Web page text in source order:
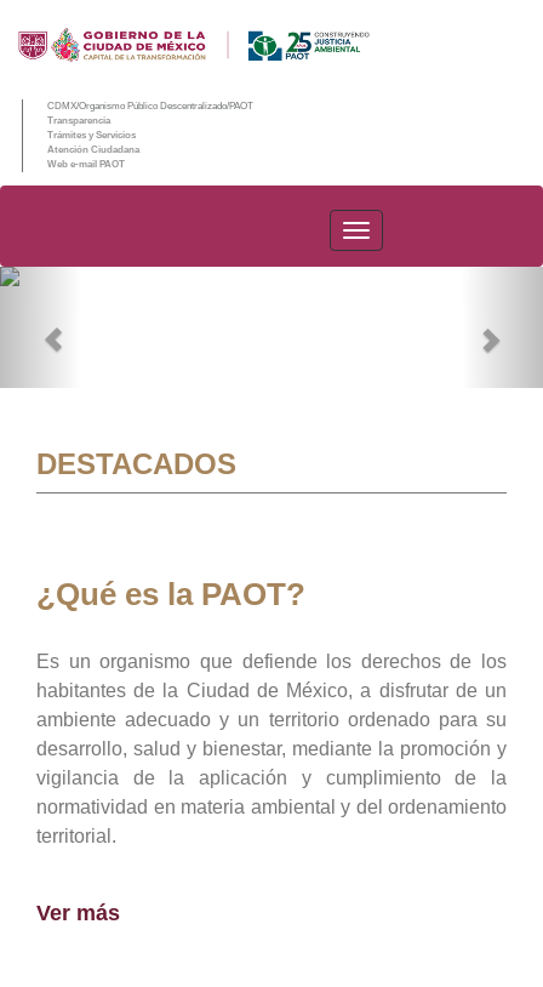
CDMX/Organismo Público Descentralizado/PAOT
Transparencia
Trámites y Servicios
Atención Ciudadana
Web e-mail PAOT
PAOT
DESTACADOS
¿Qué es la PAOT?
Es un organismo que defiende los derechos de los
habitantes de la Ciudad de México, a disfrutar de un
ambiente adecuado y un territorio ordenado para su
desarrollo, salud y bienestar, mediante la promoción y
vigilancia de la aplicación y cumplimiento de la
normatividad en materia ambiental y del ordenamiento
territorial.
Ver más